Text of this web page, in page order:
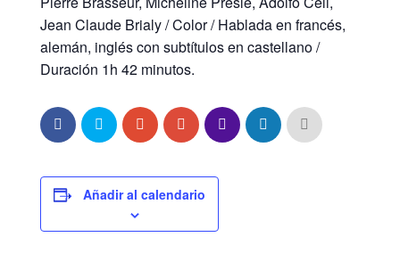
Jean Claude Brialy / Color / Hablada en francés,
alemán, inglés con subtítulos en castellano /
Duración 1h 42 minutos.
Añadir al calendario